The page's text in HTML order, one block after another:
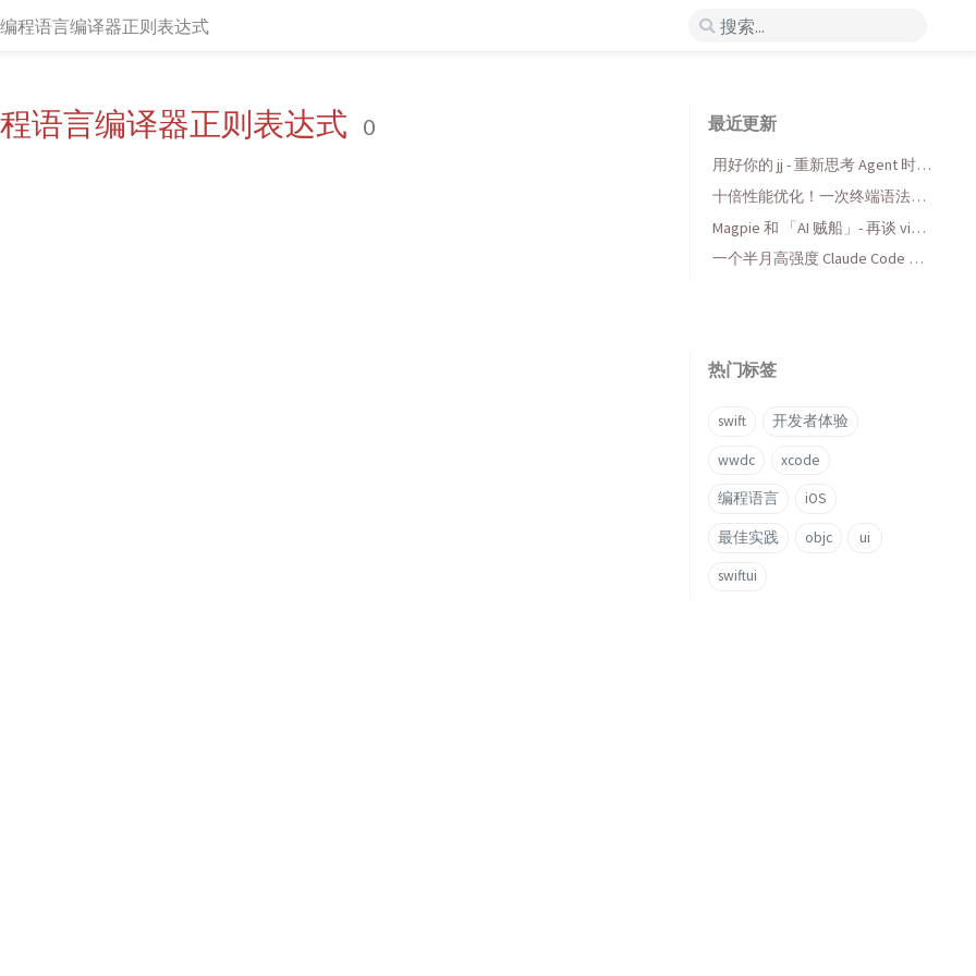
程语言编译器正则表达式
语言编译器正则表达式 0 最近更新
用好你的 jj - 重新思考 Agent 时代
的版本控制
十倍性能优化！一次终端语法高
亮库的 AI 折腾与收获
Magpie 和 「AI 贼船」- 再谈 vibe
coding，当代码变得廉价时...
一个半月高强度 Claude Code 使
热门标签
swift 开发者体验
wwdc xcode
编程语言 iOS
最佳实践 objc ui
swiftui